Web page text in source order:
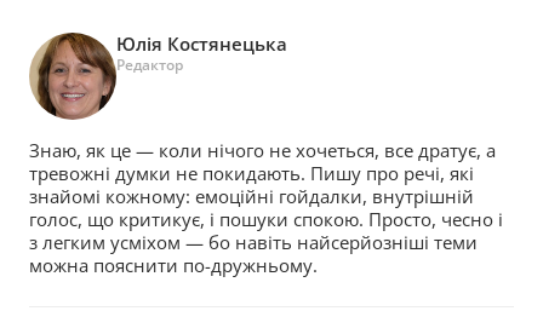
Юлія Костянецька
Редактор
Знаю, як це — коли нічого не хочеться, все дратує, а
тревожні думки не покидають. Пишу про речі, які
знайомі кожному: емоційні гойдалки, внутрішній
голос, що критикує, і пошуки спокою. Просто, чесно і
з легким усміхом — бо навіть найсерйозніші теми
можна пояснити по-дружньому.